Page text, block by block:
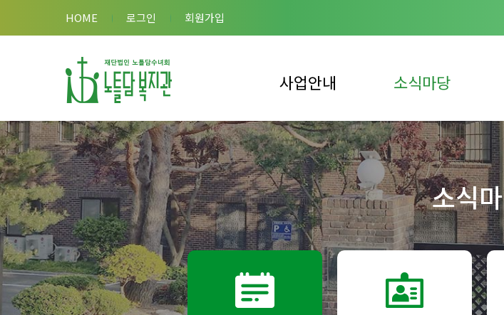
HOME 로그인 회원가입
사업안내
이용안내
복지관 사업안내
복합시설 사업안내
소식마당
공지사항
채용공고
노틀담 사진이야기
언론 속 복지관
소식